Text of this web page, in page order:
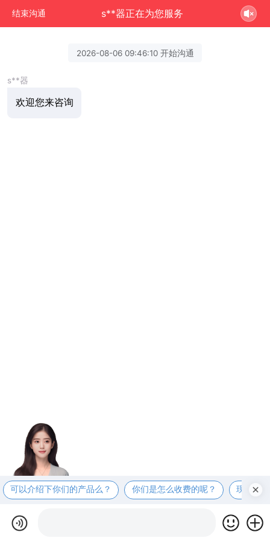
结束沟通 s**器正在为您服务
2026-08-06 09:46:10 开始沟通
s**器
欢迎您来咨询
可以介绍下你们的产品么？ 你们是怎么收费的呢？ 现在有